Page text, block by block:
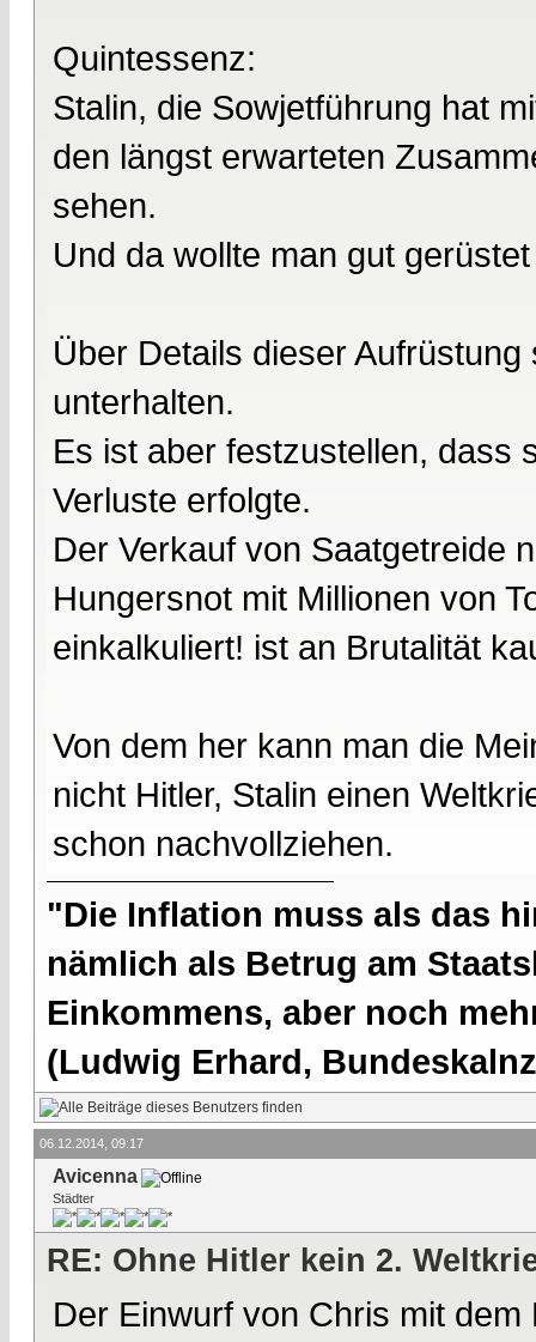
Quintessenz:
Stalin, die Sowjetführung hat
den längst erwarteten
sehen.
Und da wollte man gut
Über Details dieser
unterhalten.
Es ist aber festzustellen, dass
Verluste erfolgte.
Der Verkauf von Saatgetreide
Hungersnot mit Millionen von
einkalkuliert! ist an Brutalität
Von dem her kann man die
nicht Hitler, Stalin einen
schon nachvollziehen.
"Die Inflation muss als das
nämlich als Betrug am
Einkommens, aber noch
(Ludwig Erhard,
06.12.2014, 09:17
Avicenna
Städter
RE: Ohne Hitler kein 2.
Der Einwurf von Chris mit